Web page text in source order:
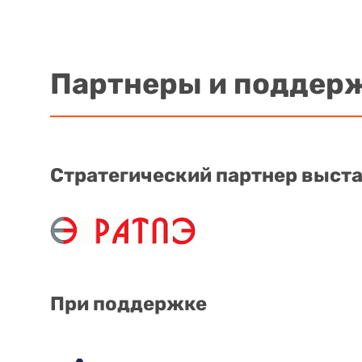
Партнеры и
Стратегический партнер
При поддержке